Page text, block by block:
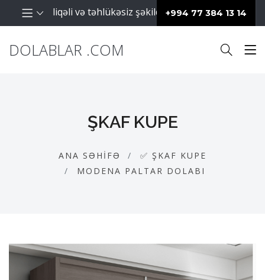
səliqəli və təhlükəsiz şəkildə saxlanılması üçün
+994 77 384 13 14
DOLABLAR .COM
ŞKAF KUPE
ANA SƏHIFƏ
✅ ŞKAF KUPE
MODENA PALTAR DOLABI